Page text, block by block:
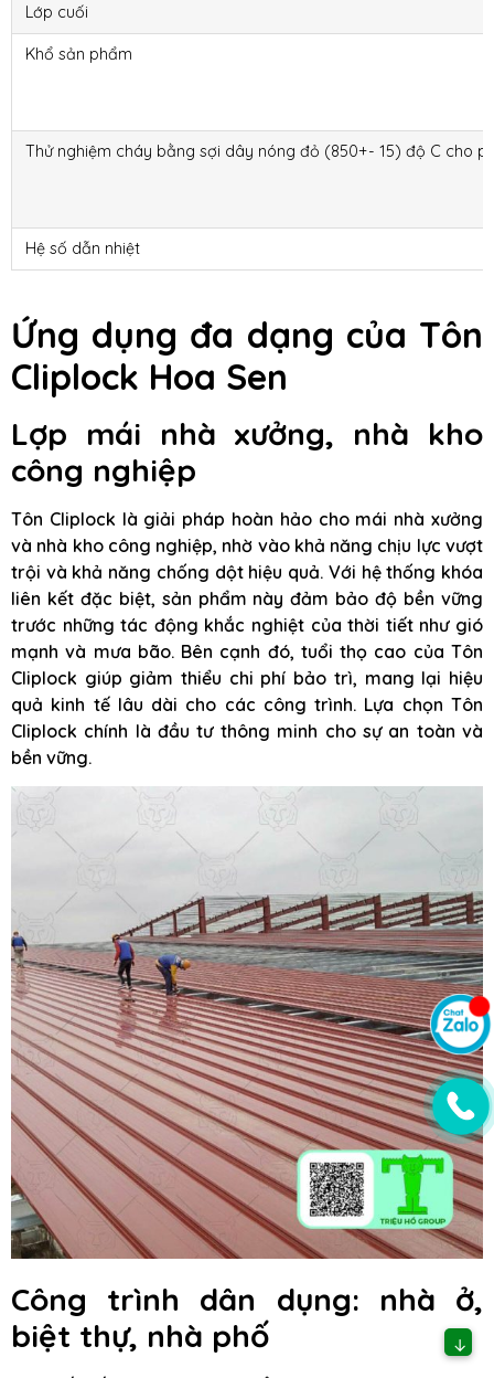
Lớp cuối
Khổ sản phẩm
Thử nghiệm cháy bằng sợi dây nóng đỏ (850+- 15) độ C cho
Hệ số dẫn nhiệt
Ứng dụng đa dạng của Tôn
Cliplock Hoa Sen
Lợp mái nhà xưởng, nhà kho
công nghiệp
Tôn Cliplock là giải pháp hoàn hảo cho mái nhà xưởng
và nhà kho công nghiệp, nhờ vào khả năng chịu lực vượt
trội và khả năng chống dột hiệu quả. Với hệ thống khóa
liên kết đặc biệt, sản phẩm này đảm bảo độ bền vững
trước những tác động khắc nghiệt của thời tiết như gió
mạnh và mưa bão. Bên cạnh đó, tuổi thọ cao của Tôn
Cliplock giúp giảm thiểu chi phí bảo trì, mang lại hiệu
quả kinh tế lâu dài cho các công trình. Lựa chọn Tôn
Cliplock chính là đầu tư thông minh cho sự an toàn và
bền vững.
Công trình dân dụng: nhà ở,
biệt thự, nhà phố
↓